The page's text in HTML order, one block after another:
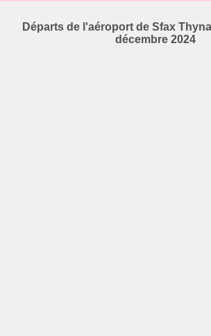
Départs de l'aéroport de Sfax
décembre 2024